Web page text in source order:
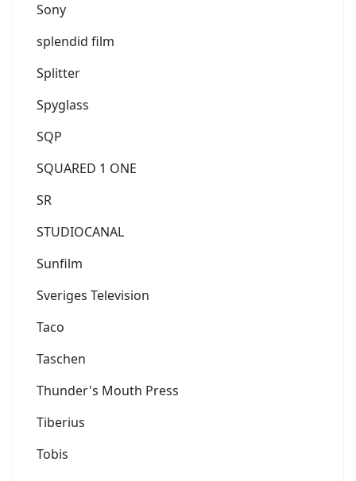
Sony
splendid film
Splitter
Spyglass
SQP
SQUARED 1 ONE
SR
STUDIOCANAL
Sunfilm
Sveriges Television
Taco
Taschen
Thunder's Mouth Press
Tiberius
Tobis